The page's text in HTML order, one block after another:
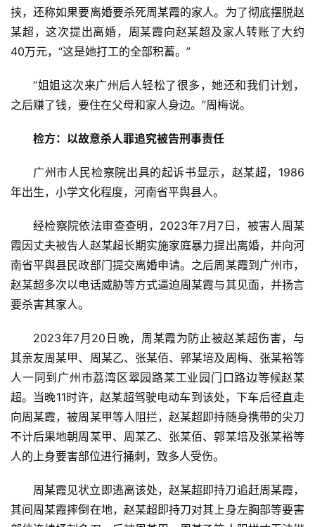
挟，还称如果要离婚要杀死周某霞的家人。为了彻底摆脱赵
某超，这次提出离婚，周某霞向赵某超及家人转账了大约
40万元，“这是她打工的全部积蓄。”
“姐姐这次来广州后人轻松了很多，她还和我们计划，
之后赚了钱，要住在父母和家人身边。”周梅说。
检方：以故意杀人罪追究被告刑事责任
广州市人民检察院出具的起诉书显示，赵某超，1986
年出生，小学文化程度，河南省平舆县人。
经检察院依法审查查明，2023年7月7日，被害人周某
霞因丈夫被告人赵某超长期实施家庭暴力提出离婚，并向河
南省平舆县民政部门提交离婚申请。之后周某霞到广州市，
赵某超多次以电话威胁等方式逼迫周某霞与其见面，并扬言
要杀害其家人。
2023年7月20日晚，周某霞为防止被赵某超伤害，与
其亲友周某甲、周某乙、张某佰、郭某培及周梅、张某裕等
人一同到广州市荔湾区翠园路某工业园门口路边等候赵某
超。当晚11时许，赵某超驾驶电动车到该处，下车后径直走
向周某霞，被周某甲等人阻拦，赵某超即持随身携带的尖刀
不计后果地朝周某甲、周某乙、张某佰、郭某培及张某裕等
人的上身要害部位进行捅刺，致多人受伤。
周某霞见状立即逃离该处，赵某超即持刀追赶周某霞，
其间周某霞摔倒在地，赵某超即持刀对其上身左胸部等要害